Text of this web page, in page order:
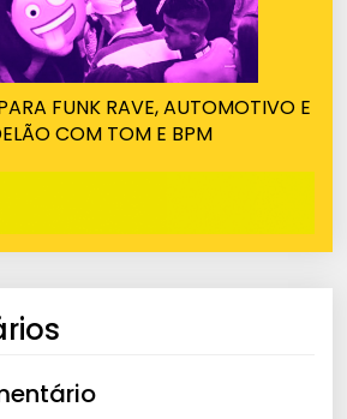
FUNK RAVE, AUTOMOTIVO E
COM TOM E BPM